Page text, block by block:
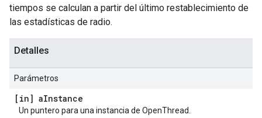
tiempos se calculan a partir del último restablecimiento de
las estadísticas de radio.
Detalles
Parámetros
[in] aInstance
Un puntero para una instancia de OpenThread.